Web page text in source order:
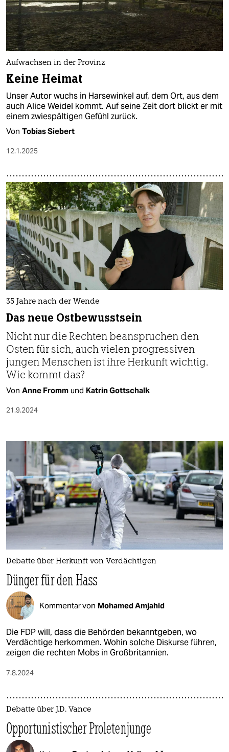
Aufwachsen in der Provinz
Keine Heimat
Unser Autor wuchs in Harsewinkel auf, dem Ort, aus dem
auch Alice Weidel kommt. Auf seine Zeit dort blickt er mit
einem zwiespältigen Gefühl zurück.
Von Tobias Siebert
12.1.2025
35 Jahre nach der Wende
Das neue Ostbewusstsein
Nicht nur die Rechten beanspruchen den
Osten für sich, auch vielen progressiven
jungen Menschen ist ihre Herkunft wichtig.
Wie kommt das?
Von Anne Fromm und Katrin Gottschalk
21.9.2024
Debatte über Herkunft von Verdächtigen
Dünger für den Hass
Kommentar von Mohamed Amjahid
Die FDP will, dass die Behörden bekanntgeben, wo
Verdächtige herkommen. Wohin solche Diskurse führen,
zeigen die rechten Mobs in Großbritannien.
7.8.2024
Debatte über J.D. Vance
Opportunistischer Proletenjunge